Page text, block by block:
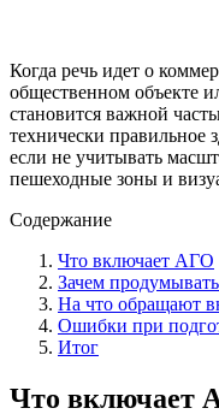
Когда речь идет о
общественном объекте
становится важной
технически правильное
если не учитывать
пешеходные зоны и
Содержание
Что включает АГО
Зачем
На что обращают
Ошибки при
Итог
Что включает